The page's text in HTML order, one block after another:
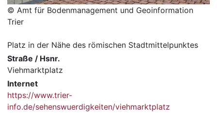
© Amt für Bodenmanagement und Geoinformation
Trier
Platz in der Nähe des römischen Stadtmittelpunktes
Straße / Hsnr.
Viehmarktplatz
Internet
https://www.trier-
info.de/sehenswuerdigkeiten/viehmarktplatz